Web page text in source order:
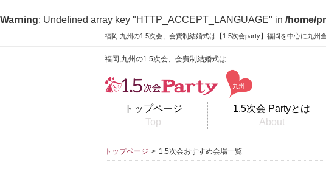
Warning: Undefined array key "HTTP_ACCEPT_LANGUAGE" in /home/
福岡,九州の1.5次会、会費制結婚式は【1.5次会party】福岡を中心に九州
福岡,九州の1.5次会、会費制結婚式は
トップページ
Top
1.5次会 Partyとは
About
トップページ > 1.5次会おすすめ会場一覧